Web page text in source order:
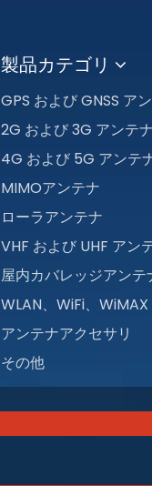
製品カテゴリ
GPS および GNSS ア
2G および 3G アンテナ
4G および 5G アンテ
MIMOアンテナ
ローラアンテナ
VHF および UHF アン
屋内カバレッジアンテ
WLAN、WiFi、
アンテナアクセサリ
その他